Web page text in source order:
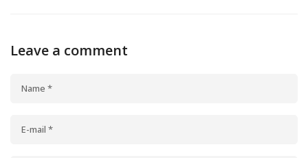
Leave a comment